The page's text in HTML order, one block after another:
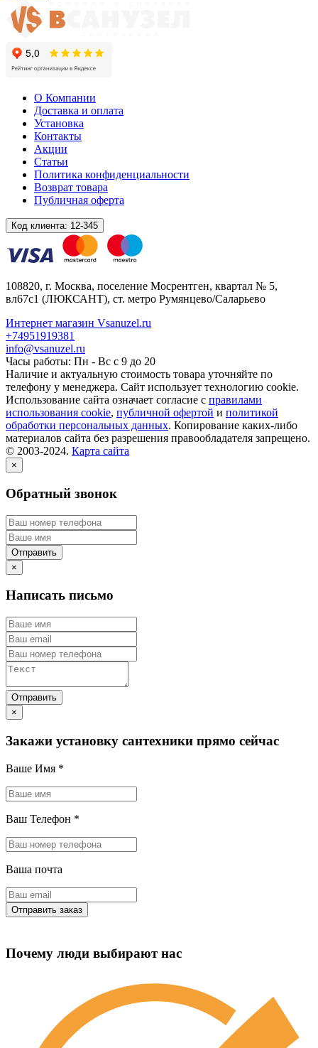
О Компании
Доставка и оплата
Установка
Контакты
Акции
Статьи
Политика конфиденциальности
Возврат товара
Публичная оферта
Код клиента: 12-345
108820, г. Москва, поселение Мосрентген, квартал № 5,
вл67с1 (ЛЮКСАНТ), ст. метро Румянцево/Саларьево
Интернет магазин Vsanuzel.ru
+74951919381
info@vsanuzel.ru
Часы работы: Пн - Вс с 9 до 20
Наличие и актуальную стоимость товара уточняйте по
телефону у менеджера. Сайт использует технологию cookie.
Использование сайта означает согласие с правилами
использования cookie, публичной офертой и политикой
обработки персональных данных. Копирование каких-либо
материалов сайта без разрешения правообладателя запрещено.
© 2003-2024. Карта сайта
×
Обратный звонок
×
Написать письмо
×
Закажи установку сантехники прямо сейчас
Ваше Имя *
Ваш Телефон *
Ваша почта
Почему люди выбирают нас